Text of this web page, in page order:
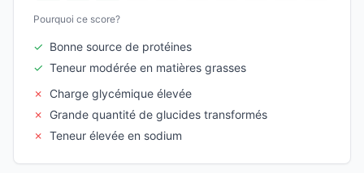
Pourquoi ce score?
✓ Bonne source de protéines
✓ Teneur modérée en matières grasses
✗
Charge glycémique élevée
✗
Grande quantité de glucides transformés
✗ Teneur élevée en sodium